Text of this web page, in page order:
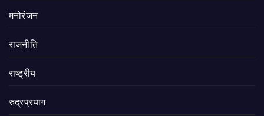
मनोरंजन
राजनीति
राष्ट्रीय
रुद्रप्रयाग